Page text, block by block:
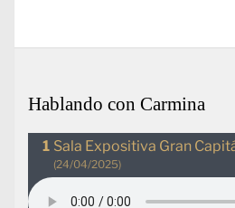
Hablando con Carmina
Sala Expositiva Gran
(24/04/2025)